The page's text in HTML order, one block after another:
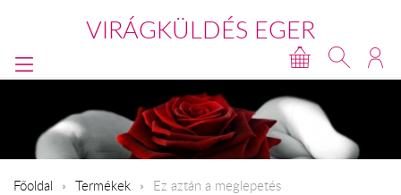
VIRÁGKÜLDÉS EGER
Főoldal Termékek Ez aztán a meglepetés